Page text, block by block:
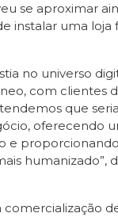
se aproximar
instalar uma loja
no universo
com clientes
que
oferecendo
e
humanizado”,
comercialização